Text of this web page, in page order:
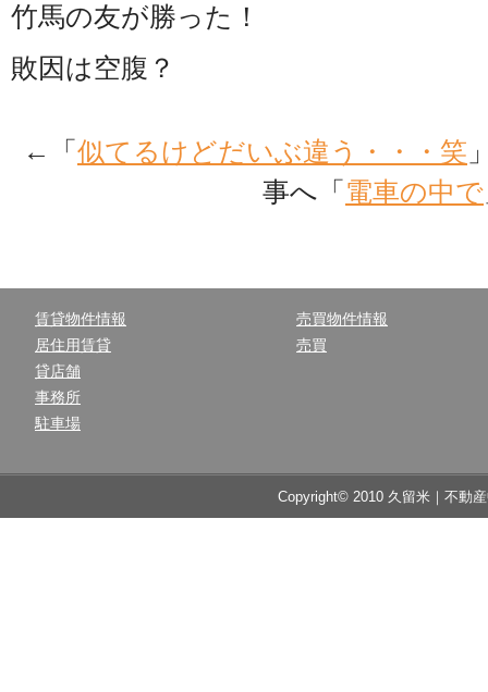
竹馬の友が勝った！
敗因は空腹？
←「 似てるけどだいぶ違う・・・笑
事へ「 電車の中で
賃貸物件情報
居住用賃貸
貸店舗
事務所
駐車場
売買物件情報
売買
Copyright© 2010 久留米｜不動